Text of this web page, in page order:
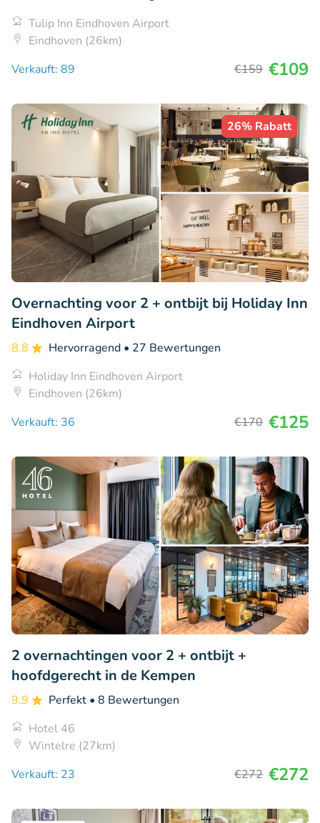
Tulip Inn Eindhoven Airport
Eindhoven (26km)
Verkauft: 89
€159 €109
26% Rabatt
Overnachting voor 2 + ontbijt bij Holiday Inn
Eindhoven Airport
8.8 Hervorragend • 27 Bewertungen
Holiday Inn Eindhoven Airport
Eindhoven (26km)
Verkauft: 36
€170 €125
2 overnachtingen voor 2 + ontbijt +
hoofdgerecht in de Kempen
9.9 Perfekt • 8 Bewertungen
Hotel 46
Wintelre (27km)
Verkauft: 23
€272 €272